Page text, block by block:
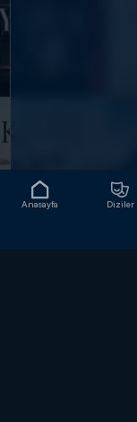
Anasayfa Diziler